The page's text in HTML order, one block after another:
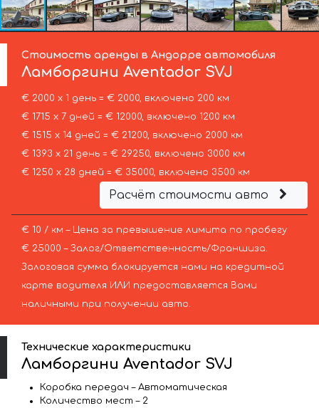
Стоимость аренды в Андорре автомобиля
Ламборгини Aventador SVJ
€ 2000 х 1 день = € 2000, включено 200 км
€ 1715 х 7 дней = € 12000, включено 1200 км
€ 1515 х 14 дней = € 21200, включено 2000 км
€ 1393 х 21 день = € 29250, включено 3000 км
€ 1250 х 28 дней = € 35000, включено 3500 км
Расчёт стоимости авто
€ 10 / км – Цена за превышение лимита по пробегу
€ 25000 – Залог/Ответственность/Франшиза.
Залоговая сумма блокируется нами на кредитной
карте водителя ИЛИ предоставляется Вами
наличными при получении авто.
Технические характеристики
Ламборгини Aventador SVJ
Коробка передач – Автоматическая
Количество мест – 2